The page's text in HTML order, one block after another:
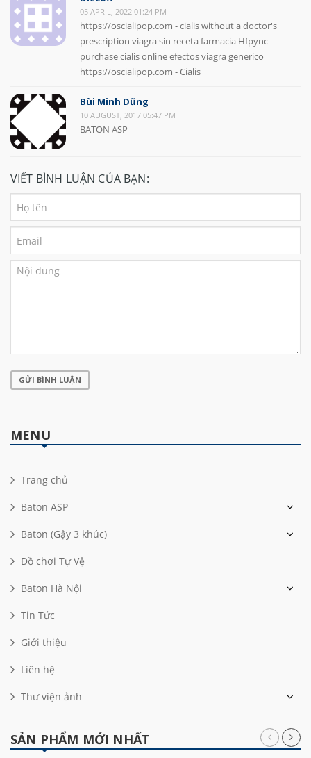
05 APRIL, 2022 01:24 PM
https://oscialipop.com - cialis without a doctor's
prescription viagra sin receta farmacia Hfpync
purchase cialis online efectos viagra generico
https://oscialipop.com - Cialis
Bùi Minh Dũng
10 AUGUST, 2017 05:47 PM
BATON ASP
VIẾT BÌNH LUẬN CỦA BẠN:
GỬI BÌNH LUẬN
MENU
Trang chủ
Baton ASP
Baton (Gậy 3 khúc)
Đồ chơi Tự Vệ
Baton Hà Nội
Tin Tức
Giới thiệu
Liên hệ
Thư viện ảnh
SẢN PHẨM MỚI NHẤT